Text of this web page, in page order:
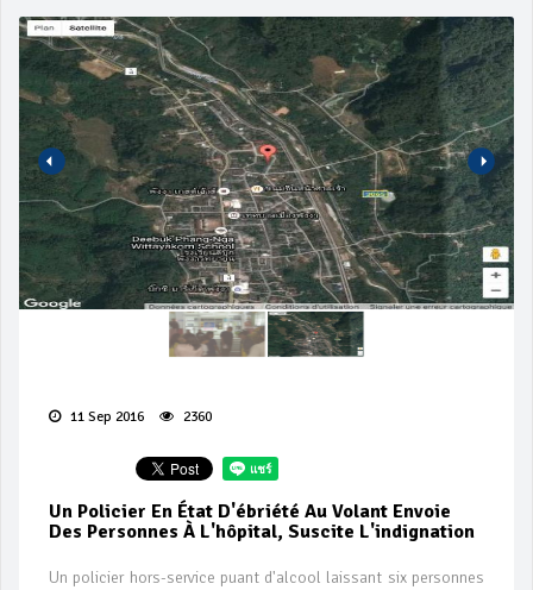
Campagne de sécurité routière ‘Seven Days of Danger’ de
11 Sep 2016 2360
Un Policier En État D'ébriété Au Volant Envoie
Des Personnes À L'hôpital, Suscite L'indignation
Un policier hors-service puant d'alcool laissant six personnes